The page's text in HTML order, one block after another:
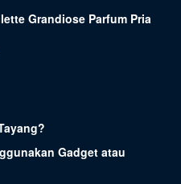
Grandiose Parfum Pria
Gadget atau